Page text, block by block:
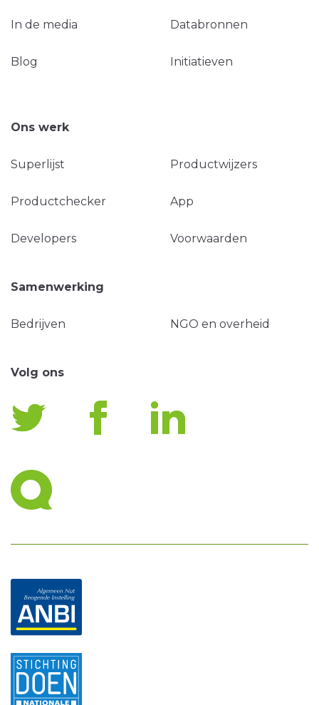
In de media Databronnen
Blog Initiatieven
Ons werk
Superlijst Productwijzers
Productchecker App
Developers Voorwaarden
Samenwerking
Bedrijven NGO en overheid
Volg ons